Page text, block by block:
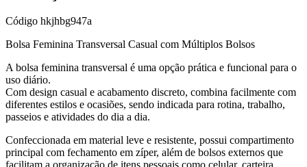
Código hkjhbg947a
Bolsa Feminina Transversal Casual com Múltiplos Bolsos
A bolsa feminina transversal é uma opção prática e funcional para o
uso diário.
Com design casual e acabamento discreto, combina facilmente com
diferentes estilos e ocasiões, sendo indicada para rotina, trabalho,
passeios e atividades do dia a dia.
Confeccionada em material leve e resistente, possui compartimento
principal com fechamento em zíper, além de bolsos externos que